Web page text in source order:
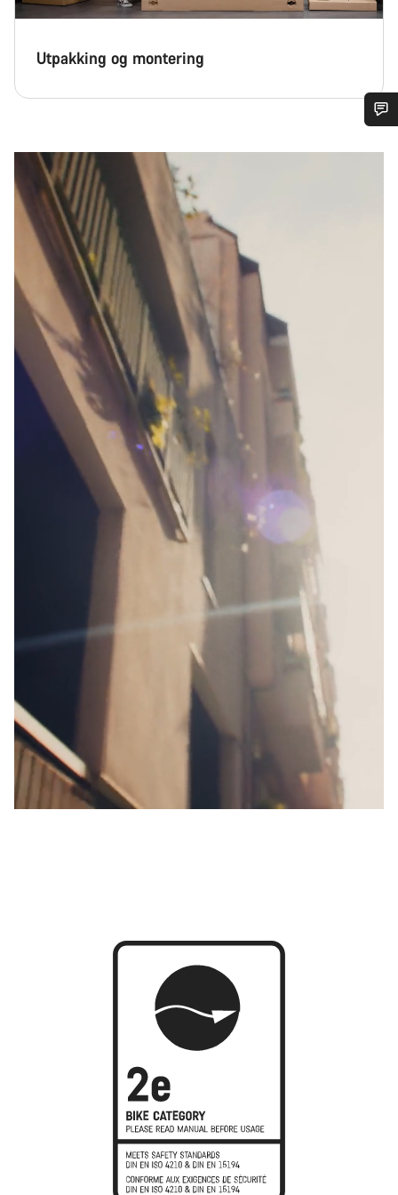
Utpakking og montering
Våre eksperter på kundestøtte står klare til å svare på dine
spørsmål.
Begynn chat
Lukk